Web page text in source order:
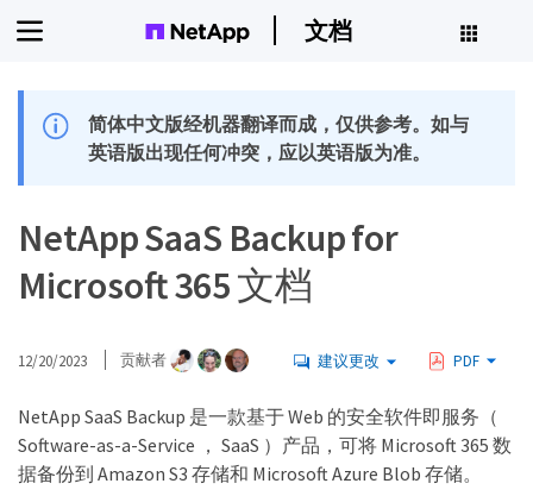
文档
简体中文版经机器翻译而成，仅供参考。如与
英语版出现任何冲突，应以英语版为准。
NetApp SaaS Backup for
Microsoft 365 文档
12/20/2023 贡献者 建议更改 PDF
NetApp SaaS Backup 是一款基于 Web 的安全软件即服务（
Software-as-a-Service ， SaaS ）产品，可将 Microsoft 365 数
据备份到 Amazon S3 存储和 Microsoft Azure Blob 存储。